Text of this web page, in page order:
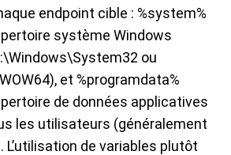
endpoint cible : %system%
système Windows
ou
et %programdata%
de données applicatives
les utilisateurs (généralement
L’utilisation de variables plutôt